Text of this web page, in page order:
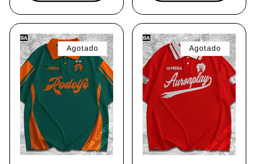
Agotado Agotado